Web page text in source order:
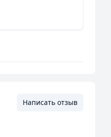
Написать отзыв